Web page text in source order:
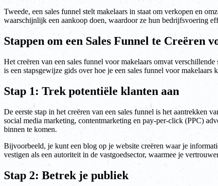
Tweede, een sales funnel stelt makelaars in staat om verkopen en
waarschijnlijk een aankoop doen, waardoor ze hun bedrijfsvoering
Stappen om een Sales Funnel te Creëren
Het creëren van een sales funnel voor makelaars omvat
is een stapsgewijze gids over hoe je een sales funnel voor makelaars
Stap 1: Trek potentiële klanten aan
De eerste stap in het creëren van een sales funnel is het
social media marketing, contentmarketing en pay-per-click (PPC)
binnen te komen.
Bijvoorbeeld, je kunt een blog op je website creëren waar je
vestigen als een autoriteit in de vastgoedsector, waarmee je
Stap 2: Betrek je publiek